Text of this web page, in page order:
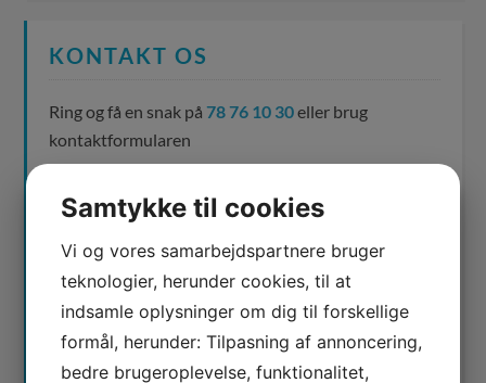
KONTAKT OS
Ring og få en snak på78 76 10 30eller brug
kontaktformularen
Samtykke til cookies
Vi og vores samarbejdspartnere bruger
teknologier, herunder cookies, til at
indsamle oplysninger om dig til forskellige
formål, herunder: Tilpasning af annoncering,
bedre brugeroplevelse, funktionalitet,